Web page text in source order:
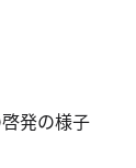
発の様子